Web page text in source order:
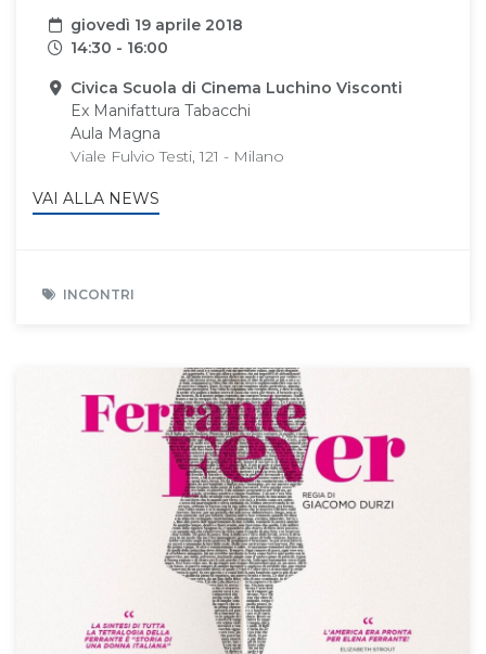
Data
giovedì 19 aprile 2018
Orari
14:30 - 16:00
Sede
Civica Scuola di Cinema Luchino Visconti
Ex Manifattura Tabacchi
Aula Magna
Viale Fulvio Testi, 121 - Milano
VAI ALLA NEWS
INCONTRI